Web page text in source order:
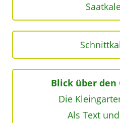
Blick über den
Die
Als Text